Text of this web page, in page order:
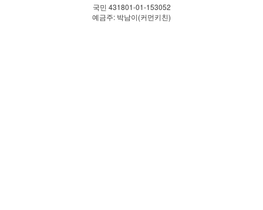
국민 431801-01-153052
예금주: 박남이(커먼키친)